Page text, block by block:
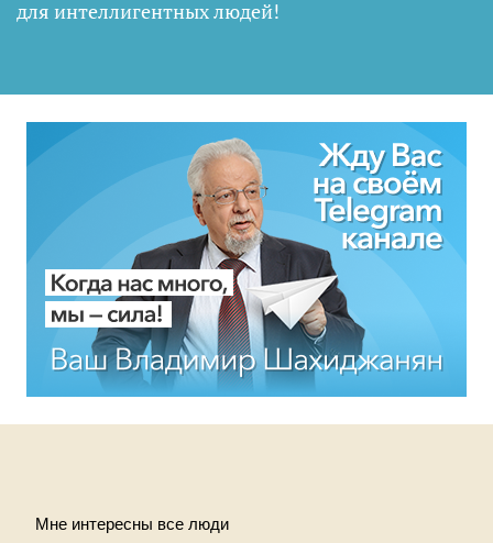
для интеллигентных людей!
Мне интересны все люди